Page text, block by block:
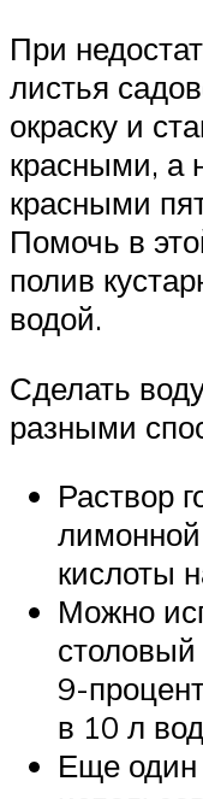
При
листья
окраску и
красными, а
красными
Помочь в
полив
водой.
Сделать
разными
Раствор
кислоты
Можно
столовый
9-
в 10 л
Еще один